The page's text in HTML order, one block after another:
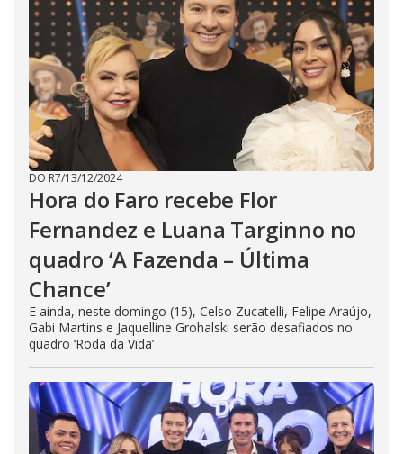
DO R7/13/12/2024
Hora do Faro recebe Flor
Fernandez e Luana Targinno no
quadro ‘A Fazenda – Última
Chance’
E ainda, neste domingo (15), Celso Zucatelli, Felipe Araújo,
Gabi Martins e Jaquelline Grohalski serão desafiados no
quadro ‘Roda da Vida’